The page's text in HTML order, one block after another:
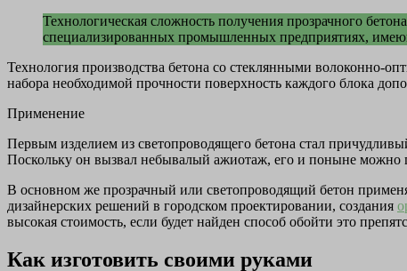
Технологическая сложность получения прозрачного
специализированных промышленных предприятиях,
Технология производства бетона со стеклянными волоконно-
набора необходимой прочности поверхность каждого блока
Применение
Первым изделием из светопроводящего бетона стал
Поскольку он вызвал небывалый ажиотаж, его и поныне можно
В основном же прозрачный или светопроводящий бетон
дизайнерских решений в городском проектировании, создания
высокая стоимость, если будет найден способ обойти это
Как изготовить своими руками